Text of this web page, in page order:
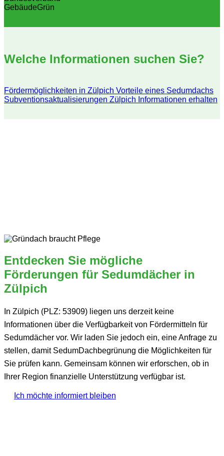
Welche Informationen suchen Sie?
Fördermöglichkeiten in Zülpich Vorteile eines Sedumdachs
Subventionsaktualisierungen Zülpich Informationen erhalten
Entdecken Sie mögliche
Förderungen für Sedumdächer in
Zülpich
In Zülpich (PLZ: 53909) liegen uns derzeit keine
Informationen über die Verfügbarkeit von Fördermitteln für
Sedumdächer vor. Wir laden Sie jedoch ein, eine Anfrage zu
stellen, damit SedumDachbegrünung die Möglichkeiten für
Sie prüfen kann. Gemeinsam können wir erforschen, ob in
Ihrer Region finanzielle Unterstützung verfügbar ist.
Ich möchte informiert bleiben